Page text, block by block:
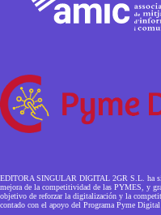
EDITORA SINGULAR DIGITAL 2GR S.L. ha
mejora de la competitividad de las PYMES, y
objetivo de reforzar la digitalización y la
contado con el apoyo del Programa Pyme Digital